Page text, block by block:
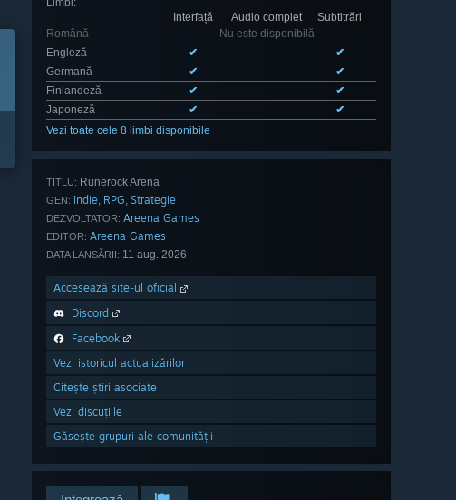
Limbi:
Interfață
Audio complet
Subtitrări
Română
Nu este disponibilă
Engleză
✔
✔
Germană
✔
✔
Finlandeză
✔
✔
Japoneză
✔
✔
Vezi toate cele 8 limbi disponibile
TITLU: Runerock Arena
GEN: Indie, RPG, Strategie
DEZVOLTATOR: Areena Games
EDITOR: Areena Games
DATA LANSĂRII: 11 aug. 2026
Accesează site-ul oficial
Discord
Facebook
Vezi istoricul actualizărilor
Citește știri asociate
Vezi discuțiile
Găsește grupuri ale comunității